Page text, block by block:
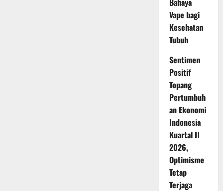
Bahaya
Vape bagi
Kesehatan
Tubuh
Sentimen
Positif
Topang
Pertumbuh
an Ekonomi
Indonesia
Kuartal II
2026,
Optimisme
Tetap
Terjaga